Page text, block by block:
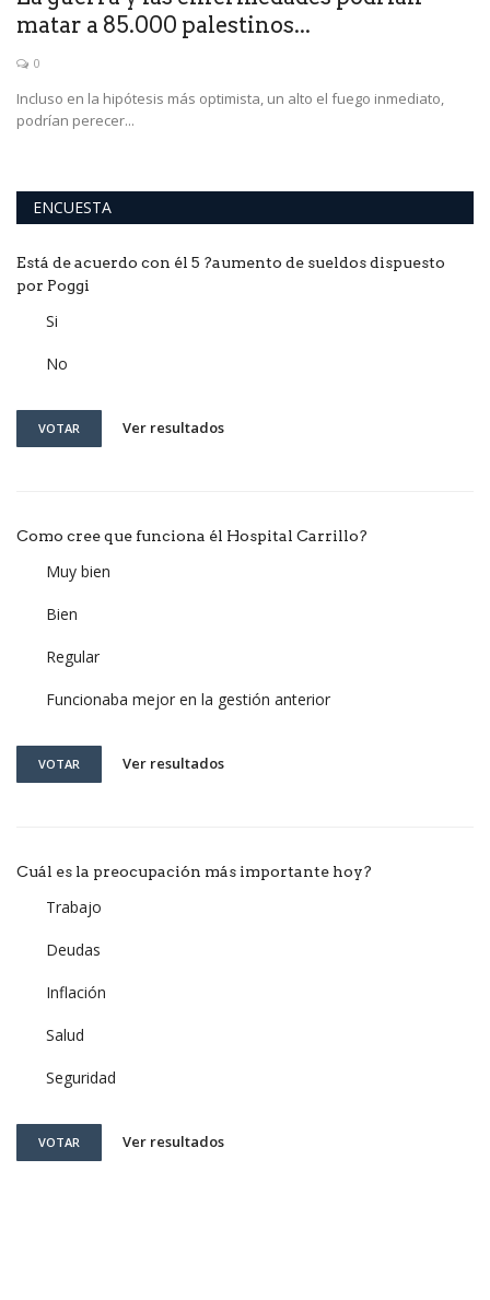
matar a 85.000 palestinos...
0
Incluso en la hipótesis más optimista, un alto el fuego inmediato,
podrían perecer...
ENCUESTA
Está de acuerdo con él 5 ?aumento de sueldos dispuesto
por Poggi
Si
No
VOTAR Ver resultados
Como cree que funciona él Hospital Carrillo?
Muy bien
Bien
Regular
Funcionaba mejor en la gestión anterior
VOTAR Ver resultados
Cuál es la preocupación más importante hoy?
Trabajo
Deudas
Inflación
Salud
Seguridad
VOTAR Ver resultados